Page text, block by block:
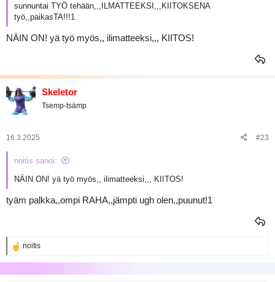
sunnuntai TYÖ tehään,,,ILMATTEEKSI,,,KIITOKSENA
työ,,paikasTA!!!1
NÄIN ON! yä työ myös,, ilimatteeksi,,, KIITOS!
Skeletor
Tsemp-tsämp
16.3.2025 #23
noitis sanoi:
NÄIN ON! yä työ myös,, ilimatteeksi,,, KIITOS!
tyäm palkka,,ompi RAHA,,jämpti ugh olen,,puunut!1
R
a
k
noitis